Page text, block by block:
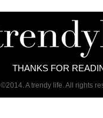
THANKS FOR
©2014. A trendy life. All rights